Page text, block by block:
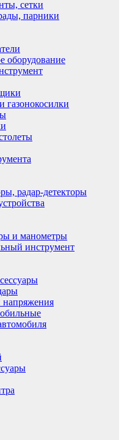
сетки
парники
оборудование
газонокосилки
радар-детекторы
и манометры
инструмент
напряжения